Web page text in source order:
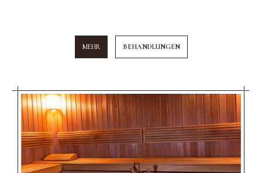
MEHR BEHANDLUNGEN